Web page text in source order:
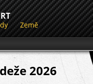
Země
2026